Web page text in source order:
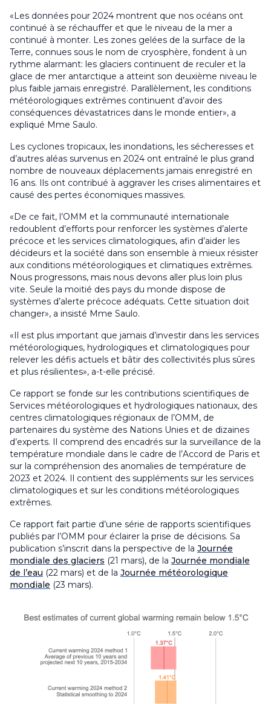
«Les données pour 2024 montrent que nos océans ont
continué à se réchauffer et que le niveau de la mer a
continué à monter. Les zones gelées de la surface de la
Terre, connues sous le nom de cryosphère, fondent à un
rythme alarmant: les glaciers continuent de reculer et la
glace de mer antarctique a atteint son deuxième niveau le
plus faible jamais enregistré. Parallèlement, les conditions
météorologiques extrêmes continuent d’avoir des
conséquences dévastatrices dans le monde entier», a
expliqué Mme Saulo.
Les cyclones tropicaux, les inondations, les sécheresses et
d’autres aléas survenus en 2024 ont entraîné le plus grand
nombre de nouveaux déplacements jamais enregistré en
16 ans. Ils ont contribué à aggraver les crises alimentaires et
causé des pertes économiques massives.
«De ce fait, l’OMM et la communauté internationale
redoublent d’efforts pour renforcer les systèmes d’alerte
précoce et les services climatologiques, afin d’aider les
décideurs et la société dans son ensemble à mieux résister
aux conditions météorologiques et climatiques extrêmes.
Nous progressons, mais nous devons aller plus loin plus
vite. Seule la moitié des pays du monde dispose de
systèmes d’alerte précoce adéquats. Cette situation doit
changer», a insisté Mme Saulo.
«Il est plus important que jamais d’investir dans les services
météorologiques, hydrologiques et climatologiques pour
relever les défis actuels et bâtir des collectivités plus sûres
et plus résilientes», a-t-elle précisé.
Ce rapport se fonde sur les contributions scientifiques de
Services météorologiques et hydrologiques nationaux, des
centres climatologiques régionaux de l’OMM, de
partenaires du système des Nations Unies et de dizaines
d’experts. Il comprend des encadrés sur la surveillance de la
température mondiale dans le cadre de l’Accord de Paris et
sur la compréhension des anomalies de température de
2023 et 2024. Il contient des suppléments sur les services
climatologiques et sur les conditions météorologiques
extrêmes.
Ce rapport fait partie d’une série de rapports scientifiques
publiés par l’OMM pour éclairer la prise de décisions. Sa
publication s’inscrit dans la perspective de la Journée
mondiale des glaciers (21 mars), de la Journée mondiale
de l’eau (22 mars) et de la Journée météorologique
mondiale (23 mars).